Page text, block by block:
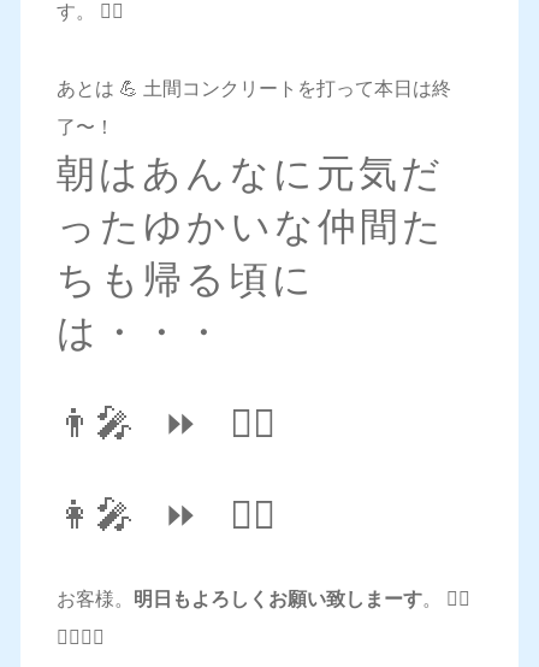
す。 👷‍♂️
あとは 💪 土間コンクリートを打って本日は終
了〜！
朝はあんなに元気だ
ったゆかいな仲間た
ちも帰る頃に
は・・・
👨‍🎤 ⏩ 🧟‍♂️
👩‍🎤 ⏩ 🧟‍♀️
お客様。 明日もよろしくお願い致しまーす。 🙇‍♂️
🙇‍♂️🙇‍♂️